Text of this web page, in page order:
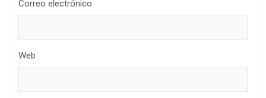
Correo electrónico
Web